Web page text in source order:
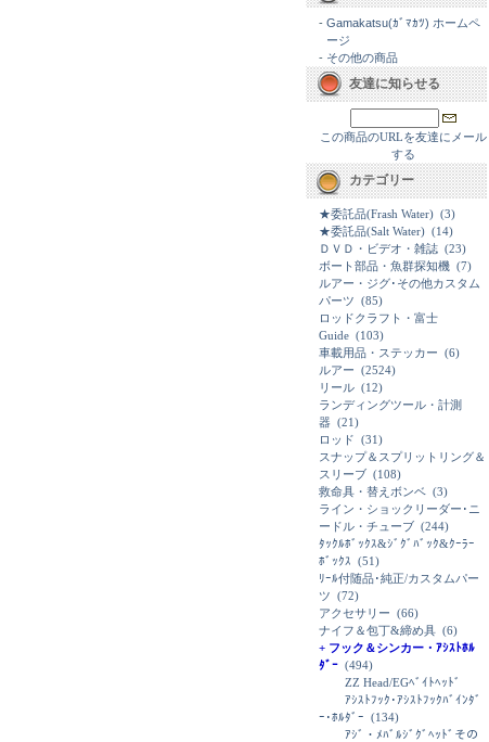
- Gamakatsu(ｶﾞﾏｶﾂ) ホームペ
ージ
- その他の商品
友達に知らせる
この商品のURLを友達にメール
する
カテゴリー
★委託品(Frash Water) (3)
★委託品(Salt Water) (14)
ＤＶＤ・ビデオ・雑誌 (23)
ボート部品・魚群探知機 (7)
ルアー・ジグ･その他カスタム
パーツ (85)
ロッドクラフト・富士
Guide (103)
車載用品・ステッカー (6)
ルアー (2524)
リール (12)
ランディングツール・計測
器 (21)
ロッド (31)
スナップ＆スプリットリング＆
スリーブ (108)
救命具・替えボンベ (3)
ライン・ショックリーダー･ニ
ードル・チューブ (244)
ﾀｯｸﾙﾎﾞｯｸｽ&ｼﾞｸﾞﾊﾞｯｸ&ｸｰﾗｰ
ﾎﾞｯｸｽ (51)
ﾘｰﾙ付随品･純正/カスタムパー
ツ (72)
アクセサリー (66)
ナイフ＆包丁&締め具 (6)
+ フック＆シンカー・ｱｼｽﾄﾎﾙ
ﾀﾞｰ (494)
ZZ Head/EGﾍﾞｲﾄﾍｯﾄﾞ
ｱｼｽﾄﾌｯｸ･ｱｼｽﾄﾌｯｸﾊﾞｲﾝﾀﾞ
ｰ･ﾎﾙﾀﾞｰ (134)
ｱｼﾞ・ﾒﾊﾞﾙｼﾞｸﾞﾍｯﾄﾞその